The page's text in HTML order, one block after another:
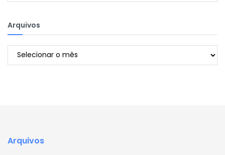
Arquivos
Arquivos
Arquivos